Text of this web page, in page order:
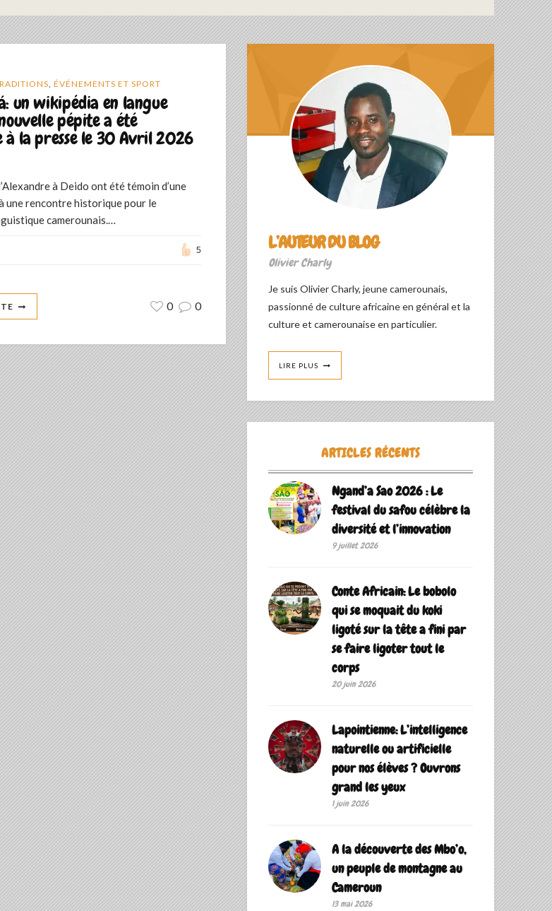
, ÉVÉNEMENTS ET SPORT
un wikipédia en langue
pépite a été
à la presse le 30 Avril 2026
à Deido ont été témoin d’une
une rencontre historique pour le
camerounais.…
5
0 0
L’AUTEUR DU BLOG
Olivier Charly
Je suis Olivier Charly, jeune camerounais,
passionné de culture africaine en général et la
culture et camerounaise en particulier.
LIRE PLUS
ARTICLES RÉCENTS
Ngand’a Sao 2026 : Le
festival du safou célèbre la
diversité et l’innovation
9 juillet 2026
Conte Africain: Le bobolo
qui se moquait du koki
ligoté sur la tête a fini par
se faire ligoter tout le
corps
20 juin 2026
Lapointienne: L’intelligence
naturelle ou artificielle
pour nos élèves ? Ouvrons
grand les yeux
1 juin 2026
A la découverte des Mbo’o,
un peuple de montagne au
Cameroun
13 mai 2026